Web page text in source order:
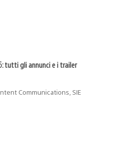
tutti gli annunci e i trailer
Communications, SIE